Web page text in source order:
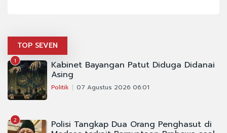
TOP SEVEN
1 Kabinet Bayangan Patut Diduga Didanai
Asing
Politik 07 Agustus 2026 06:01
2 Polisi Tangkap Dua Orang Penghasut di